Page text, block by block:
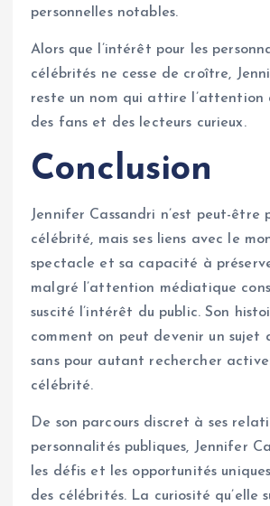
personnelles notables.
Alors que l’intérêt pour les
célébrités ne cesse de croître,
reste un nom qui attire l’attention
des fans et des lecteurs curieux.
Conclusion
Jennifer Cassandri n’est peut-être
célébrité, mais ses liens avec le
spectacle et sa capacité à
malgré l’attention médiatique
suscité l’intérêt du public. Son
comment on peut devenir un sujet
sans pour autant rechercher
célébrité.
De son parcours discret à ses
personnalités publiques, Jennifer
les défis et les opportunités
des célébrités. La curiosité qu’elle